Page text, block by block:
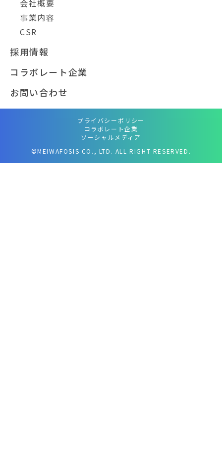
会社概要
事業内容
CSR
採用情報
コラボレート企業
お問い合わせ
プライバシーポリシー
コラボレート企業
ソーシャルメディア
©MEIWAFOSIS CO., LTD. ALL RIGHT RESERVED.